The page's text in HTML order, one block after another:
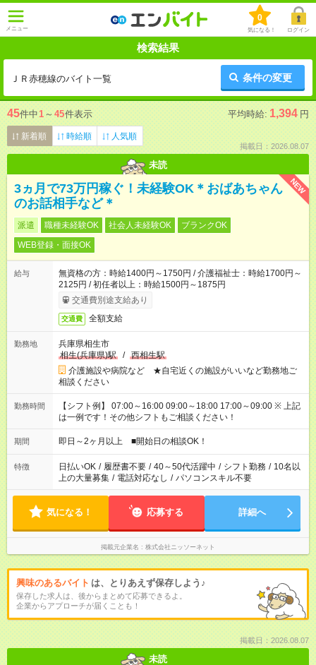
メニュー
0
気になる！ ログイン
検索結果
ＪＲ赤穂線のバイト一覧 条件の変更
45件中1 ～ 45件表示 平均時給: 1,394 円
新着順 時給順 人気順
掲載日：2026.08.07
未読
NEW
3ヵ月で73万円稼ぐ！未経験OK＊おばあちゃん
のお話相手など＊
派遣 職種未経験OK 社会人未経験OK
ブランクOK
WEB登録・面接OK
給与
無資格の方：時給1400円～1750円 / 介護福祉士：時給1700円～
2125円 / 初任者以上：時給1500円～1875円
交通費別途支給あり
交通費 全額支給
勤務地
兵庫県相生市
相生(兵庫県)駅
/ 西相生駅
介護施設や病院など ★自宅近くの施設がいいなど勤務地ご
相談ください
勤務時間
【シフト例】 07:00～16:00 09:00～18:00 17:00～09:00 ※ 上記
は一例です！その他シフトもご相談ください！
期間 即日～2ヶ月以上 ■開始日の相談OK！
特徴 日払いOK / 履歴書不要 / 40～50代活躍中 / シフト勤務 / 10名以
上の大量募集 / 電話対応なし / パソコンスキル不要
気になる！ 応募する 詳細へ
掲載元企業名 株式会社ニッソーネット
興味のあるバイト は、とりあえず保存しよう♪
保存した求人は、後からまとめて応募できるよ。
企業からアプローチが届くことも！
掲載日：2026.08.07
未読